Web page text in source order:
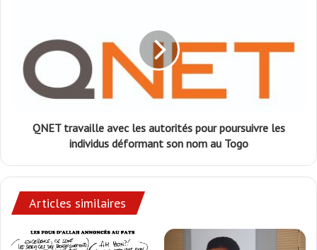
QNET travaille avec les autorités pour poursuivre les
individus déformant son nom au Togo
Articles similaires